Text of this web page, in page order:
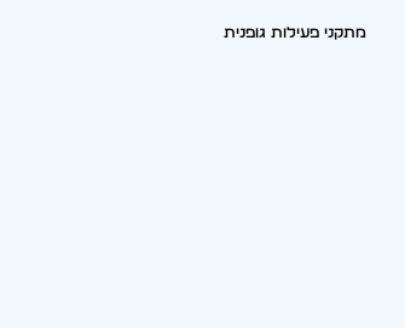
מתקני פעילות גופנית